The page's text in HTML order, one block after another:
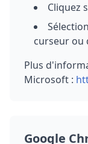
Cliquez
curseur ou
Plus
Microsoft :
Google